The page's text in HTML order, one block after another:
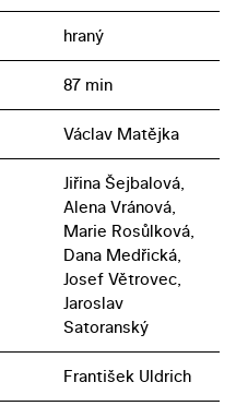
hraný
87 min
Václav Matějka
Jiřina Šejbalová,
Alena Vránová,
Marie Rosůlková,
Dana Medřická,
Josef Větrovec,
Jaroslav
Satoranský
František Uldrich